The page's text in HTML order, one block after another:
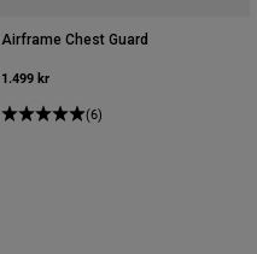
Airframe Chest Guard
1.499 kr
(6)